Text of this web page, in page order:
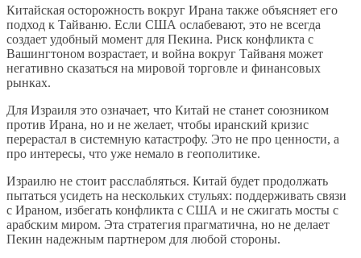
Китайская осторожность вокруг Ирана также объясняет его
подход к Тайваню. Если США ослабевают, это не всегда
создает удобный момент для Пекина. Риск конфликта с
Вашингтоном возрастает, и война вокруг Тайваня может
негативно сказаться на мировой торговле и финансовых
рынках.
Для Израиля это означает, что Китай не станет союзником
против Ирана, но и не желает, чтобы иранский кризис
перерастал в системную катастрофу. Это не про ценности, а
про интересы, что уже немало в геополитике.
Израилю не стоит расслабляться. Китай будет продолжать
пытаться усидеть на нескольких стульях: поддерживать связи
с Ираном, избегать конфликта с США и не сжигать мосты с
арабским миром. Эта стратегия прагматична, но не делает
Пекин надежным партнером для любой стороны.